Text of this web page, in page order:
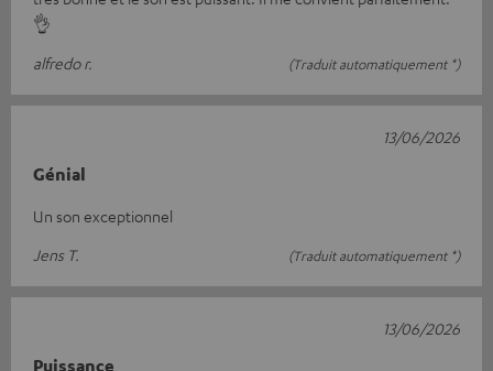
👌
alfredo r.
(Traduit automatiquement *)
Génial
Un son exceptionnel
Jens T.
(Traduit automatiquement *)
13/06/2026
Puissance
13/06/2026